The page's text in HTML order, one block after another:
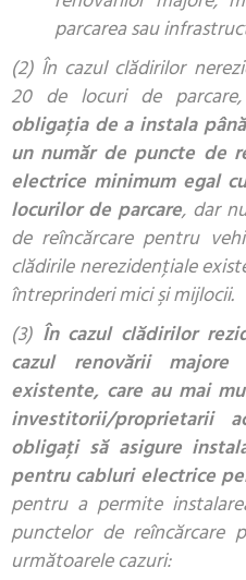
parcarea sau
(2) În cazul clădirilor
20 de locuri de parcare,
obligaţia de a instala
un număr de puncte de
electrice minimum egal
locurilor de parcare, dar
de reîncărcare pentru
clădirile nerezidenţiale
întreprinderi mici şi mijlocii.
(3) În cazul clădirilor
cazul renovării
existente, care au mai
investitorii/proprietarii
obligaţi să asigure
pentru cabluri electrice
pentru a permite
punctelor de reîncărcare
următoarele cazuri: